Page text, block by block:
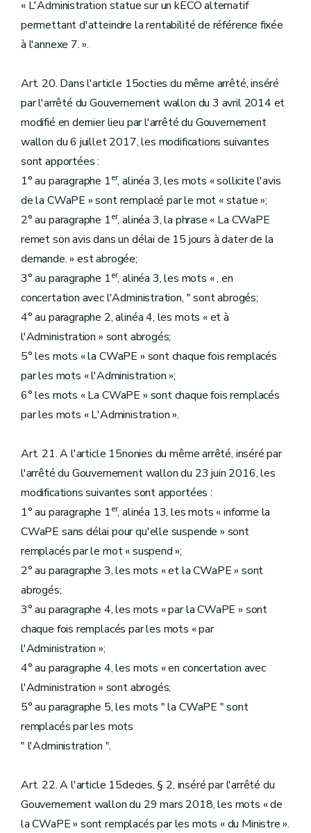
« L'Administration statue sur un kECO alternatif
permettant d'atteindre la rentabilité de référence fixée
à l'annexe 7. ».
Art. 20. Dans l'article 15octies du même arrêté, inséré
par l'arrêté du Gouvernement wallon du 3 avril 2014 et
modifié en dernier lieu par l'arrêté du Gouvernement
wallon du 6 juillet 2017, les modifications suivantes
sont apportées :
1° au paragraphe 1er, alinéa 3, les mots « sollicite l'avis
de la CWaPE » sont remplacé par le mot « statue »;
2° au paragraphe 1er, alinéa 3, la phrase « La CWaPE
remet son avis dans un délai de 15 jours à dater de la
demande. » est abrogée;
3° au paragraphe 1er, alinéa 3, les mots « , en
concertation avec l'Administration, " sont abrogés;
4° au paragraphe 2, alinéa 4, les mots « et à
l'Administration » sont abrogés;
5° les mots « la CWaPE » sont chaque fois remplacés
par les mots « l'Administration »;
6° les mots « La CWaPE » sont chaque fois remplacés
par les mots « L'Administration ».
Art. 21. A l'article 15nonies du même arrêté, inséré par
l'arrêté du Gouvernement wallon du 23 juin 2016, les
modifications suivantes sont apportées :
1° au paragraphe 1er, alinéa 13, les mots « informe la
CWaPE sans délai pour qu'elle suspende » sont
remplacés par le mot « suspend »;
2° au paragraphe 3, les mots « et la CWaPE » sont
abrogés;
3° au paragraphe 4, les mots « par la CWaPE » sont
chaque fois remplacés par les mots « par
l'Administration »;
4° au paragraphe 4, les mots « en concertation avec
l'Administration » sont abrogés;
5° au paragraphe 5, les mots " la CWaPE " sont
remplacés par les mots
" l'Administration ".
Art. 22. A l'article 15decies, § 2, inséré par l'arrêté du
Gouvernement wallon du 29 mars 2018, les mots « de
la CWaPE » sont remplacés par les mots « du Ministre ».